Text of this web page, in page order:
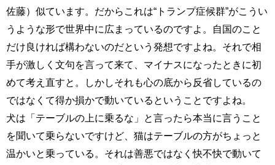
佐藤）似ています。だからこれは“トランプ症候群”がこうい
うような形で世界中に広まっているのですよ。自国のこと
だけ良ければ構わないのだという発想ですよね。それで相
手が激しく文句を言って来て、マイナスになったときに初
めて考え直すと。しかしそれも心の底から反省しているの
ではなくて得か損かで動いているということですよね。
犬は「テーブルの上に乗るな」と言ったら本当に言うこと
を聞いて乗らないですけど、猫はテーブルの方がちょっと
温かいと乗っている。それは善悪ではなく快不快で動いて